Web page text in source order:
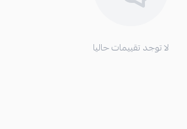
لا توجد تقييمات حاليا